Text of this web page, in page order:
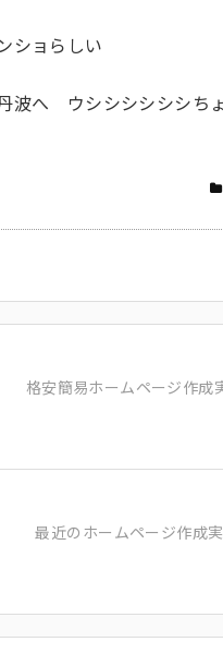
ショらしい
波へ ウシシシシシシち
格安簡易ホームページ作成
最近のホームページ作成実